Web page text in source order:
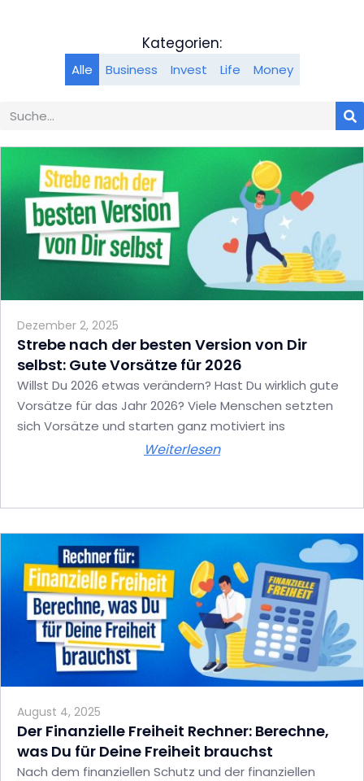
Kategorien:
Business Invest Life Money
Alle
Dezember 2, 2025
Strebe nach der besten Version von Dir
selbst: Gute Vorsätze für 2026
Willst Du 2026 etwas verändern? Hast Du wirklich gute
Vorsätze für das Jahr 2026? Viele Menschen setzten
sich Vorsätze und starten ganz motiviert ins
Weiterlesen
August 4, 2025
Der Finanzielle Freiheit Rechner: Berechne,
was Du für Deine Freiheit brauchst
Nach dem finanziellen Schutz und der finanziellen